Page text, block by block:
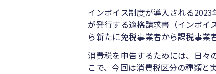
インボイス制度が導入される
が発行する適格請求書（インボイ
ら新たに免税事業者から課税事業
消費税を申告するためには、日々
こで、今回は消費税区分の種類と